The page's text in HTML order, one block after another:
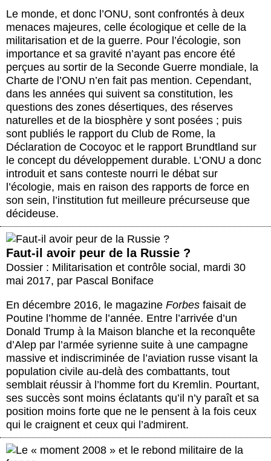
Le monde, et donc l’ONU, sont confrontés à deux
menaces majeures, celle écologique et celle de la
militarisation et de la guerre. Pour l’écologie, son
importance et sa gravité n’ayant pas encore été
perçues au sortir de la Seconde Guerre mondiale, la
Charte de l’ONU n’en fait pas mention. Cependant,
dans les années qui suivent sa constitution, les
questions des zones désertiques, des réserves
naturelles et de la biosphère y sont posées ; puis
sont publiés le rapport du Club de Rome, la
Déclaration de Cocoyoc et le rapport Brundtland sur
le concept du développement durable. L’ONU a donc
introduit et sans conteste nourri le débat sur
l’écologie, mais en raison des rapports de force en
son sein, l’institution fut meilleure précurseuse que
décideuse.
Faut-il avoir peur de la Russie ?
Dossier : Militarisation et contrôle social , mardi 30
mai 2017, par Pascal Boniface
En décembre 2016, le magazine Forbes faisait de
Poutine l’homme de l’année. Entre l’arrivée d’un
Donald Trump à la Maison blanche et la reconquête
d’Alep par l’armée syrienne suite à une campagne
massive et indiscriminée de l’aviation russe visant la
population civile au-delà des combattants, tout
semblait réussir à l’homme fort du Kremlin. Pourtant,
ses succès sont moins éclatants qu’il n’y paraît et sa
position moins forte que ne le pensent à la fois ceux
qui le craignent et ceux qui l’admirent.